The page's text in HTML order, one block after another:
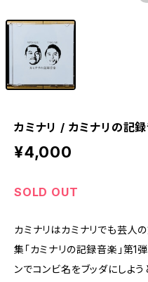
カミナリ / カミナリの記
¥4,000
SOLD OUT
カミナリはカミナリでも芸人
集「カミナリの記録音楽」第1
ンでコンビ名をブッダにしよ